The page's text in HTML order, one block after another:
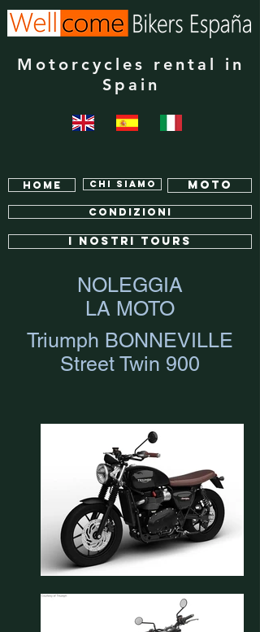
Motorcycles rental in
Spain
Home Chi siamo Moto
Condizioni
I NOSTRI TOURS
NOLEGGIA
LA MOTO
Triumph BONNEVILLE
Street Twin 900